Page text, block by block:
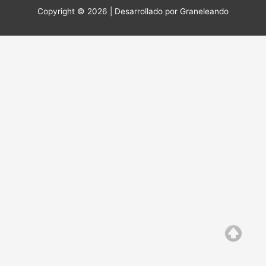
Copyright © 2026 | Desarrollado por Graneleando